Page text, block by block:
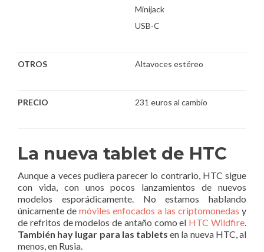
Minijack
USB-C
OTROS Altavoces estéreo
PRECIO 231 euros al cambio
La nueva tablet de HTC
Aunque a veces pudiera parecer lo contrario, HTC sigue
con vida, con unos pocos lanzamientos de nuevos
modelos esporádicamente. No estamos hablando
únicamente de móviles enfocados a las criptomonedas y
de refritos de modelos de antaño como el HTC Wildfire
También hay lugar para las tablets en la nueva HTC, al
menos, en Rusia.